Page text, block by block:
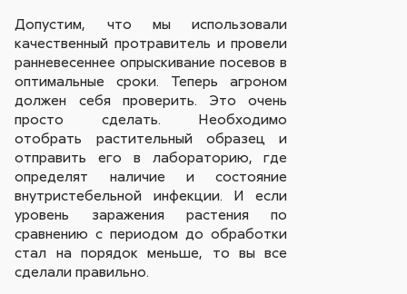
Допустим, что мы использовали
качественный протравитель и провели
ранневесеннее опрыскивание посевов в
оптимальные сроки. Теперь агроном
должен себя проверить. Это очень
просто сделать. Необходимо
отобрать растительный образец и
отправить его в лабораторию, где
определят наличие и состояние
внутристебельной инфекции. И если
уровень заражения растения по
сравнению с периодом до обработки
стал на порядок меньше, то вы все
сделали правильно.